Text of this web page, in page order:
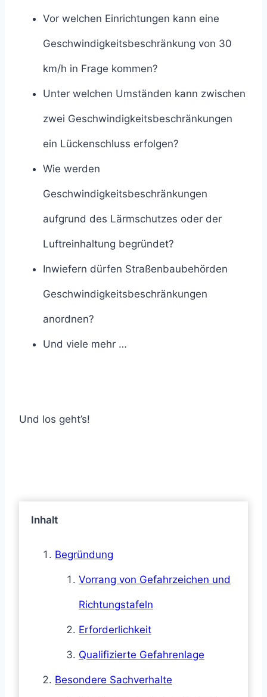
Vor welchen Einrichtungen kann eine
Geschwindigkeitsbeschränkung von 30
km/h in Frage kommen?
Unter welchen Umständen kann zwischen
zwei Geschwindigkeitsbeschränkungen
ein Lückenschluss erfolgen?
Wie werden
Geschwindigkeitsbeschränkungen
aufgrund des Lärmschutzes oder der
Luftreinhaltung begründet?
Inwiefern dürfen Straßenbaubehörden
Geschwindigkeitsbeschränkungen
anordnen?
Und viele mehr …
Und los geht’s!
Inhalt
Begründung
Vorrang von Gefahrzeichen und
Richtungstafeln
Erforderlichkeit
Qualifizierte Gefahrenlage
Besondere Sachverhalte